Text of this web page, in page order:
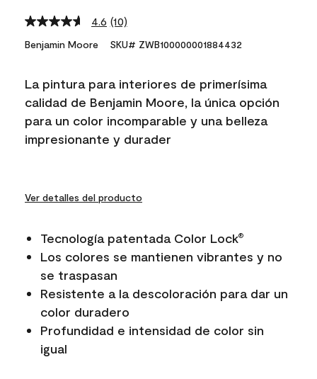
4.6 Read
10
Reviews.
link.
(10)
Benjamin Moore SKU# ZWB100000001884432
La pintura para interiores de primerísima
calidad de Benjamin Moore, la única opción
para un color incomparable y una belleza
impresionante y durader
Ver detalles del producto
Tecnología patentada Color Lock®
Los colores se mantienen vibrantes y no
se traspasan
Resistente a la descoloración para dar un
color duradero
Profundidad e intensidad de color sin
igual